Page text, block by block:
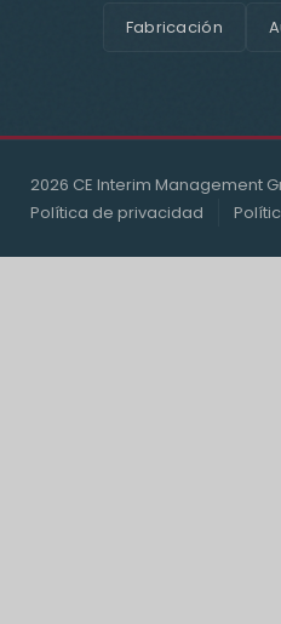
Fabricación
2026 CE Interim Management
Política de privacidad